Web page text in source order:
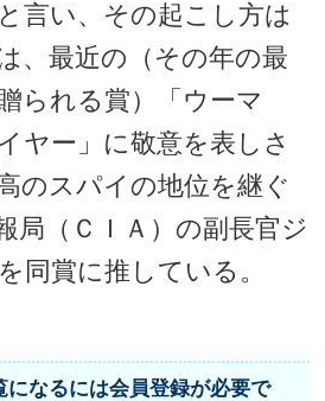
言い、その起こし方は
、最近の（その年の最
られる賞）「ウーマ
ヤー」に敬意を表しさ
のスパイの地位を継ぐ
局（ＣＩＡ）の副長官ジ
同賞に推している。
になるには会員登録が必要で